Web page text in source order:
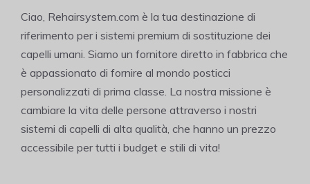
Ciao, Rehairsystem.com è la tua destinazione di
riferimento per i sistemi premium di sostituzione dei
capelli umani. Siamo un fornitore diretto in fabbrica che
è appassionato di fornire al mondo posticci
personalizzati di prima classe. La nostra missione è
cambiare la vita delle persone attraverso i nostri
sistemi di capelli di alta qualità, che hanno un prezzo
accessibile per tutti i budget e stili di vita!